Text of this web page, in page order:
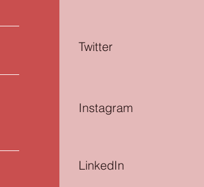
Twitter
Instagram
LinkedIn